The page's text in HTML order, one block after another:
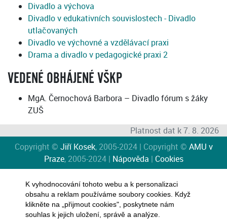
Divadlo a výchova
Divadlo v edukativních souvislostech - Divadlo
utlačovaných
Divadlo ve výchovné a vzdělávací praxi
Drama a divadlo v pedagogické praxi 2
VEDENÉ OBHÁJENÉ VŠKP
MgA. Černochová Barbora – Divadlo fórum s žáky
ZUŠ
Platnost dat k 7. 8. 2026
Copyright © Jiří Kosek, 2005-2024 | Copyright © AMU v
Praze, 2005-2024 | Nápověda | Cookies
K vyhodnocování tohoto webu a k personalizaci
obsahu a reklam používáme soubory cookies. Když
klikněte na „přijmout cookies", poskytnete nám
souhlas k jejich uložení, správě a analýze.